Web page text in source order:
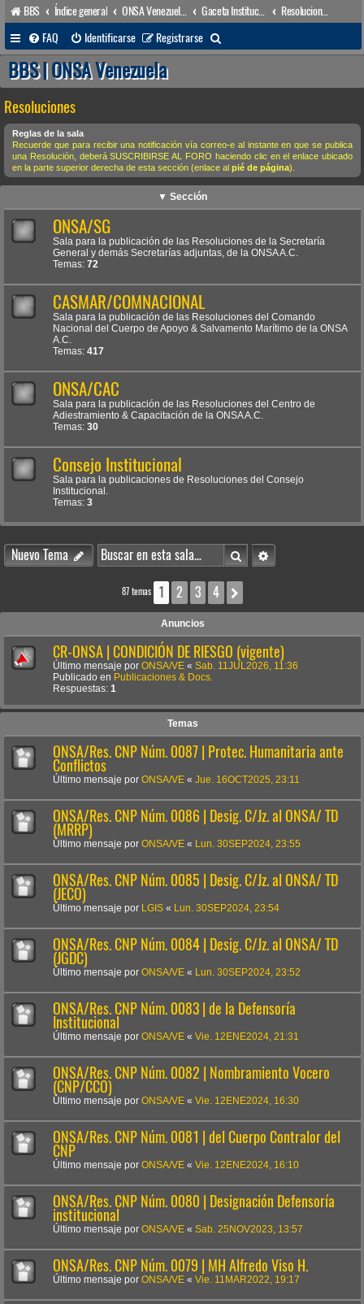
BBS Índice general
Resoluciones
FAQ
Identificarse Registrarse
u
a
r
BBS | ONSA Venezuela
Resoluciones
Reglas de la sala
Recuerde que para recibir una notificación vía correo-e al instante en que se publica
una Resolución, deberá SUSCRIBIRSE AL FORO haciendo clic en el enlace ubicado
en la parte superior derecha de esta sección (enlace al pié de página).
▼ Sección
ONSA/SG
Sala para la publicación de las Resoluciones de la Secretaría
General y demás Secretarías adjuntas, de la ONSA A.C.
Temas: 72
CASMAR/COMNACIONAL
Sala para la publicación de las Resoluciones del Comando
Nacional del Cuerpo de Apoyo & Salvamento Marítimo de la ONSA
A.C.
Temas: 417
ONSA/CAC
Sala para la publicación de las Resoluciones del Centro de
Adiestramiento & Capacitación de la ONSA A.C.
Temas: 30
Consejo Institucional
Sala para la publicaciones de Resoluciones del Consejo
Institucional.
Temas: 3
Nuevo Tema BuscarBúsqueda avanzada
87 temas 1 2 3 4
Anuncios
CR-ONSA | CONDICIÓN DE RIESGO (vigente)
Último mensaje por ONSA/VE « Sab. 11JUL2026, 11:36
Publicado en Publicaciones & Docs.
Respuestas: 1
Temas
ONSA/Res. CNP Núm. 0087 | Protec. Humanitaria ante
Conflictos
Último mensaje por ONSA/VE « Jue. 16OCT2025, 23:11
ONSA/Res. CNP Núm. 0086 | Desig. C/Jz. al ONSA/ TD
(MRRP)
Último mensaje por ONSA/VE « Lun. 30SEP2024, 23:55
ONSA/Res. CNP Núm. 0085 | Desig. C/Jz. al ONSA/ TD
(JECO)
Último mensaje por LGIS « Lun. 30SEP2024, 23:54
ONSA/Res. CNP Núm. 0084 | Desig. C/Jz. al ONSA/ TD
(JGDC)
Último mensaje por ONSA/VE « Lun. 30SEP2024, 23:52
ONSA/Res. CNP Núm. 0083 | de la Defensoría
Institucional
Último mensaje por ONSA/VE « Vie. 12ENE2024, 21:31
ONSA/Res. CNP Núm. 0082 | Nombramiento Vocero
(CNP/CCO)
Último mensaje por ONSA/VE « Vie. 12ENE2024, 16:30
ONSA/Res. CNP Núm. 0081 | del Cuerpo Contralor del
CNP
Último mensaje por ONSA/VE « Vie. 12ENE2024, 16:10
ONSA/Res. CNP Núm. 0080 | Designación Defensoría
institucional
Último mensaje por ONSA/VE « Sab. 25NOV2023, 13:57
ONSA/Res. CNP Núm. 0079 | MH Alfredo Viso H.
Último mensaje por ONSA/VE « Vie. 11MAR2022, 19:17